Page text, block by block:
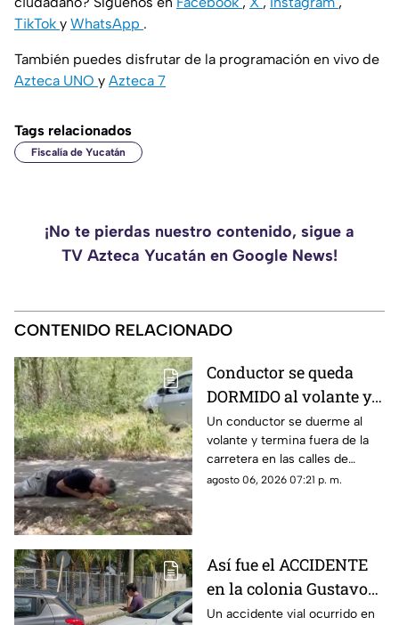
TikTok y WhatsApp .
También puedes disfrutar de la programación en vivo de
Azteca UNO y Azteca 7
Tags relacionados
Fiscalía de Yucatán
¡No te pierdas nuestro contenido, sigue a
TV Azteca Yucatán en Google News!
CONTENIDO RELACIONADO
Conductor se queda
DORMIDO al volante y
termina entre la
maleza en Ciudad
Caucel
Un conductor se duerme al
volante y termina fuera de la
carretera en las calles de
Ciudad Caucel, por lo que se
agosto 06, 2026 07:21 p. m.
Así fue el ACCIDENTE
en la colonia Gustavo
Díaz Ordaz que causó
Un accidente vial ocurrido en